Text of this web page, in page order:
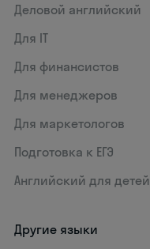
Деловой английский
Для IT
Для финансистов
Для менеджеров
Для маркетологов
Подготовка к ЕГЭ
Английский для детей
Другие языки